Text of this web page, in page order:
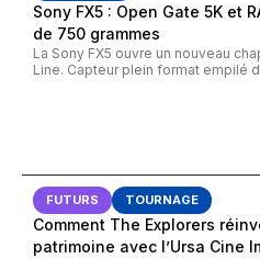
Sony FX5 : Open Gate 5K et
de 750 grammes
La Sony FX5 ouvre un nouveau
Line. Capteur plein format empilé
FUTURS TOURNAGE
Comment The Explorers
patrimoine avec l’Ursa Cine